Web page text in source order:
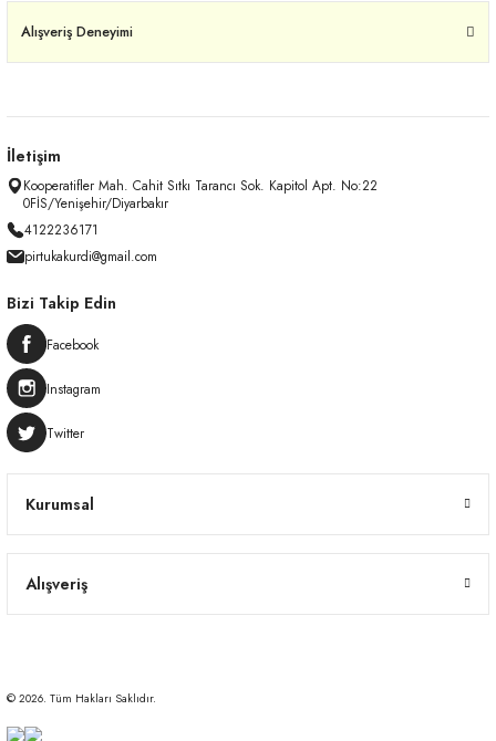
Alışveriş Deneyimi
İletişim
Kooperatifler Mah. Cahit Sıtkı Tarancı Sok. Kapitol Apt. No:22
0FİS/Yenişehir/Diyarbakır
4122236171
pirtukakurdi@gmail.com
Kurumsal
Alışveriş
Bizi Takip Edin
Facebook
Instagram
Twitter
© 2026. Tüm Hakları Saklıdır.